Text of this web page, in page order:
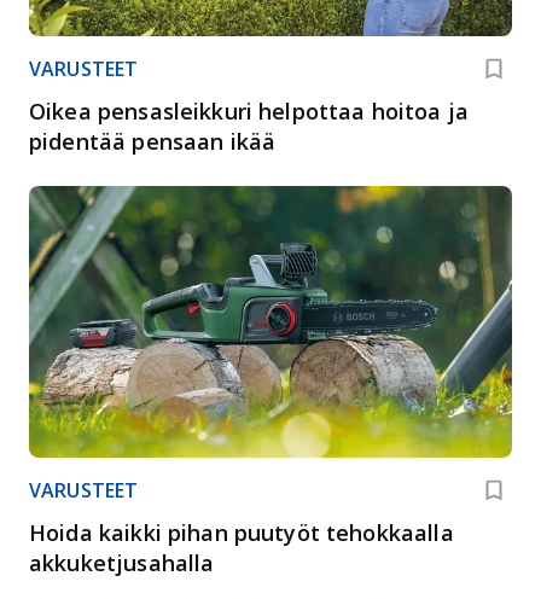
VARUSTEET
Oikea pensasleikkuri helpottaa hoitoa ja
pidentää pensaan ikää
VARUSTEET
Hoida kaikki pihan puutyöt tehokkaalla
akkuketjusahalla